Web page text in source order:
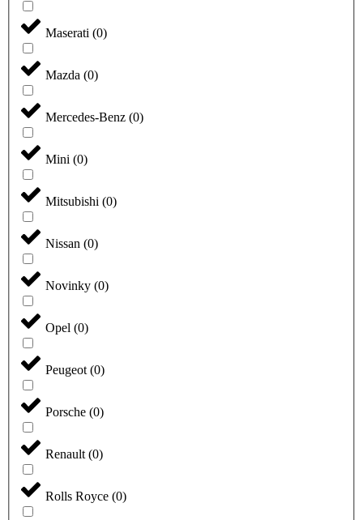
Maserati (0)
Mazda (0)
Mercedes-Benz (0)
Mini (0)
Mitsubishi (0)
Nissan (0)
Novinky (0)
Opel (0)
Peugeot (0)
Porsche (0)
Renault (0)
Rolls Royce (0)